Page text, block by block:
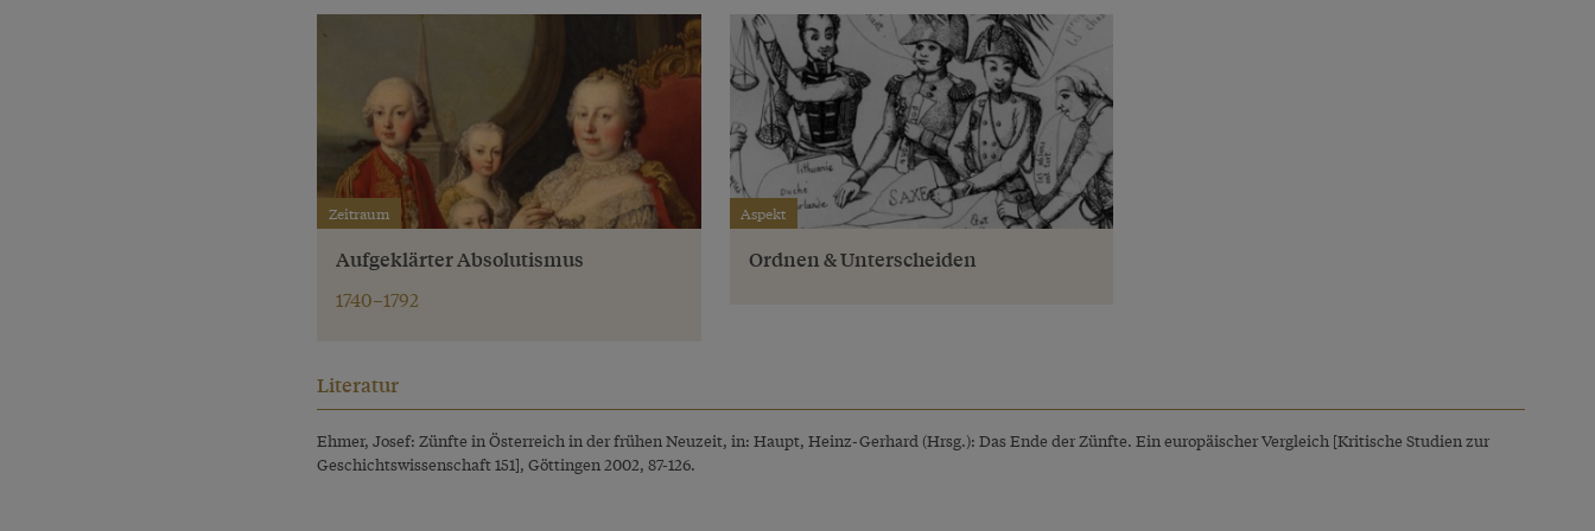
Zeitraum
Aufgeklärter Absolutismus
1740–1792
Aspekt
Ordnen & Unterscheiden
Literatur
Ehmer, Josef: Zünfte in Österreich in der frühen Neuzeit, in: Haupt, Heinz-Gerhard (Hrsg.): Das Ende der Zünfte. Ein europäischer Vergleich [Kritische Studien zur
Geschichtswissenschaft 151], Göttingen 2002, 87-126.